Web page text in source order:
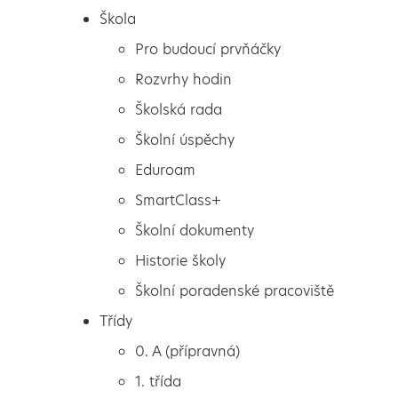
Pro budoucí prvňáčky
Rozvrhy hodin
Školská rada
Škola
Pro budoucí prvňáčky
Rozvrhy hodin
Školská rada
Školní úspěchy
Eduroam
SmartClass+
Školní dokumenty
Historie školy
Školní poradenské pracoviště
Třídy
0. A (přípravná)
1. třída
Svět Medúz